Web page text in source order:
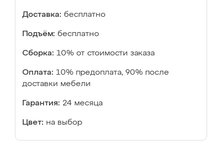
Доставка: бесплатно
Подъём: бесплатно
Сборка: 10% от стоимости заказа
Оплата: 10% предоплата, 90% после
доставки мебели
Гарантия: 24 месяца
Цвет: на выбор